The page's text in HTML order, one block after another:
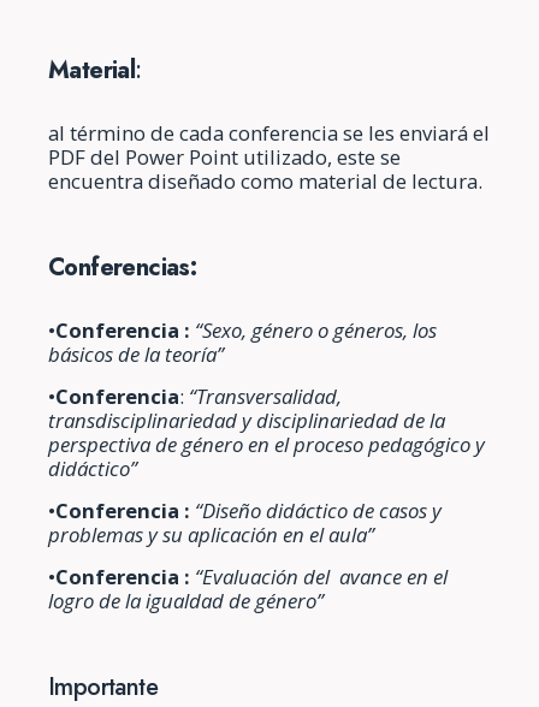
Material:
al término de cada conferencia se les enviará el
PDF del Power Point utilizado, este se
encuentra diseñado como material de lectura.
Conferencias:
•Conferencia : “Sexo, género o géneros, los
básicos de la teoría”
•Conferencia: “Transversalidad,
transdisciplinariedad y disciplinariedad de la
perspectiva de género en el proceso pedagógico y
didáctico”
•Conferencia : “Diseño didáctico de casos y
problemas y su aplicación en el aula”
•Conferencia : “Evaluación del avance en el
logro de la igualdad de género”
Importante